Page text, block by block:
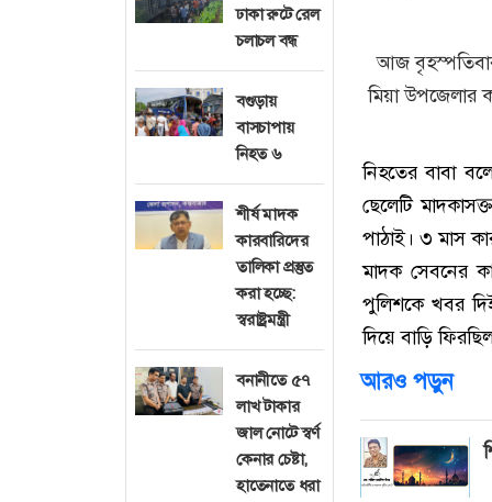
ঢাকা রুটে রেল
চলাচল বন্ধ
বগুড়ায়
বাসচাপায়
নিহত ৬
শীর্ষ মাদক
কারবারিদের
তালিকা প্রস্তুত
করা হচ্ছে:
স্বরাষ্ট্রমন্ত্রী
বনানীতে ৫৭
লাখ টাকার
জাল নোটে স্বর্ণ
কেনার চেষ্টা,
হাতেনাতে ধরা
আজ
মিয়া উপজেলার
নিহতের বাবা
ছেলেটি
পাঠাই। ৩ মাস
মাদক সেবনের
পুলিশকে খবর
দিয়ে বাড়ি
আরও পড়ুন